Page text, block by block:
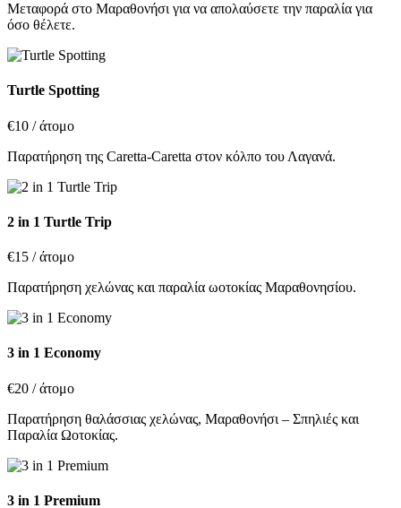
Μεταφορά στο Μαραθονήσι για να απολαύσετε την παραλία για
όσο θέλετε.
Turtle Spotting
€10 / άτομο
Παρατήρηση της Caretta-Caretta στον κόλπο του Λαγανά.
2 in 1 Turtle Trip
€15 / άτομο
Παρατήρηση χελώνας και παραλία ωοτοκίας Μαραθονησίου.
3 in 1 Economy
€20 / άτομο
Παρατήρηση θαλάσσιας χελώνας, Μαραθονήσι – Σπηλιές και
Παραλία Ωοτοκίας.
3 in 1 Premium